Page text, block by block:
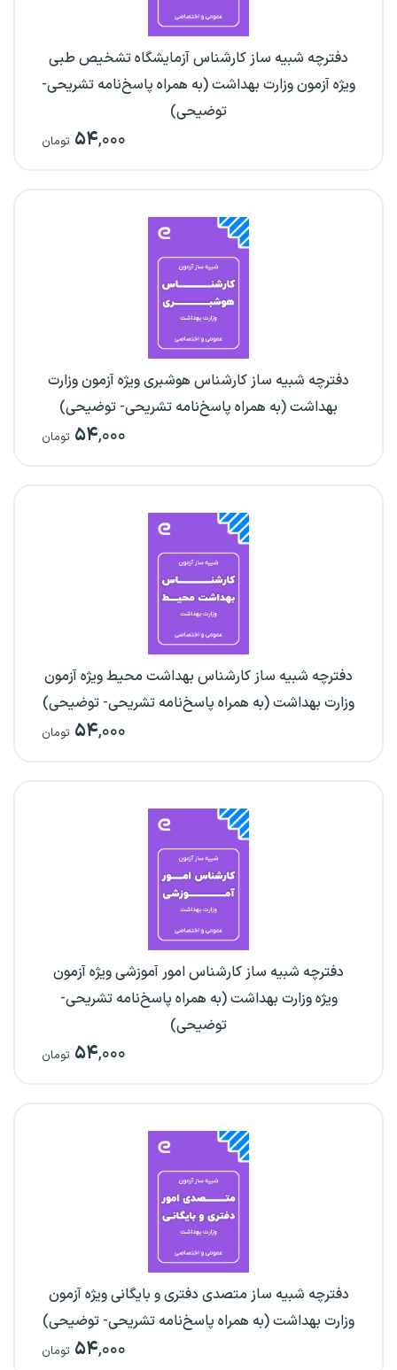
دفترچه شبیه ساز کارشناس آزمایشگاه تشخیص طبی
ویژه آزمون وزارت بهداشت (به همراه پاسخ‌نامه تشریحی-
توضیحی)
۵۴,۰۰۰ تومان
دفترچه شبیه ساز کارشناس هوشبری ویژه آزمون وزارت
بهداشت (به همراه پاسخ‌نامه تشریحی- توضیحی)
۵۴,۰۰۰ تومان
دفترچه شبیه ساز کارشناس بهداشت محیط ویژه آزمون
وزارت بهداشت (به همراه پاسخ‌نامه تشریحی- توضیحی)
۵۴,۰۰۰ تومان
دفترچه شبیه ساز کارشناس امور آموزشی ویژه آزمون
ویژه وزارت بهداشت (به همراه پاسخ‌نامه تشریحی-
توضیحی)
۵۴,۰۰۰ تومان
دفترچه شبیه ساز متصدی دفتری و بایگانی ویژه آزمون
وزارت بهداشت (به همراه پاسخ‌نامه تشریحی- توضیحی)
۵۴,۰۰۰ تومان